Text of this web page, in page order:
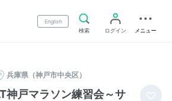
English
検索
ログイン メニュー
兵庫県（神戸市中央区）
神戸マラソン練習会～サ